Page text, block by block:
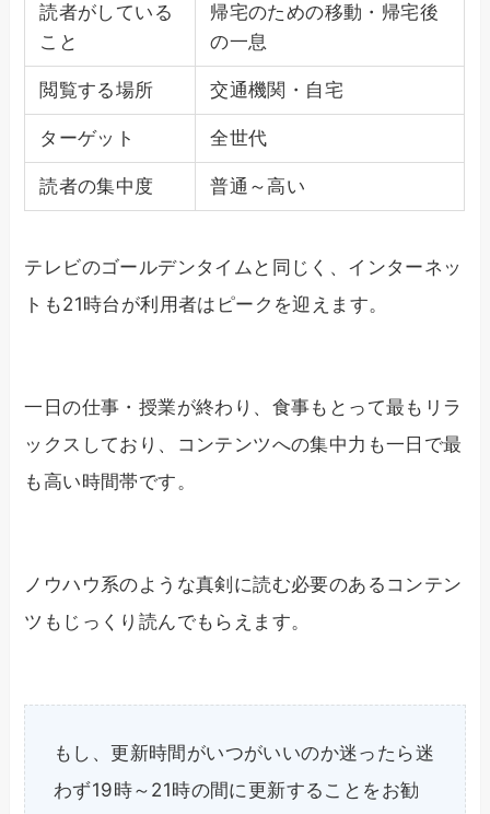
読者がしている
こと
帰宅のための移動・帰宅後
の一息
閲覧する場所 交通機関・自宅
ターゲット 全世代
読者の集中度 普通～高い
テレビのゴールデンタイムと同じく、インターネッ
トも21時台が利用者はピークを迎えます。
一日の仕事・授業が終わり、食事もとって最もリラ
ックスしており、コンテンツへの集中力も一日で最
も高い時間帯です。
ノウハウ系のような真剣に読む必要のあるコンテン
ツもじっくり読んでもらえます。
もし、更新時間がいつがいいのか迷ったら迷
わず19時～21時の間に更新することをお勧